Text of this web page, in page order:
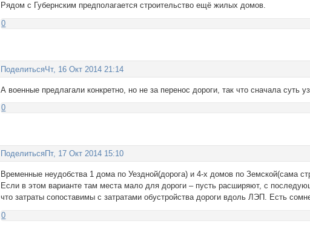
Рядом с Губернским предполагается строительство ещё жилых домов.
0
ПоделитьсяЧт, 16 Окт 2014 21:14
А военные предлагали конкретно, но не за перенос дороги, так что сначала суть
0
Поделиться Пт, 17 Окт 2014 15:10
Временные неудобства 1 дома по Уездной(дорога) и 4-х домов по Земской(сама
Если в этом варианте там места мало для дороги – пусть расширяют, с
что затраты сопоставимы с затратами обустройства дороги вдоль ЛЭП. Есть
0